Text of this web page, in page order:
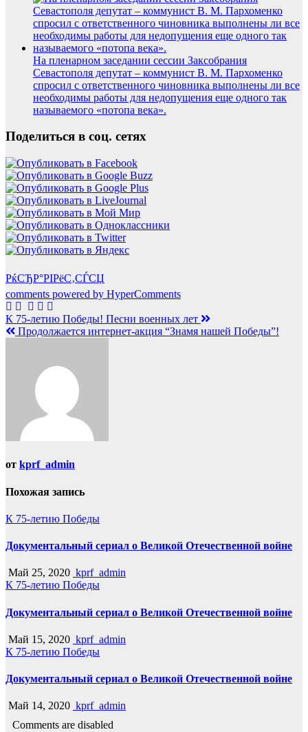
На пленарном заседании сессии Заксобрания
Севастополя депутат – коммунист В. М. Пархоменко
спросил с ответственного чиновника выполнены ли все
необходимы работы для недопущения еще одного так
называемого «потопа века».
Поделиться в соц. сетях
РќСЂР°РІРёС‚СЃСЏ
comments powered by HyperComments
Навигация
по
К 75-летию Победы! Песни военных лет
Продолжается интернет-акция “Знамя нашей Победы”!
от kprf_admin
Похожая запись
К 75-летию Победы
Документальный сериал о Великой Отечественной войне
Май 25, 2020 kprf_admin
К 75-летию Победы
Документальный сериал о Великой Отечественной войне
Май 15, 2020 kprf_admin
К 75-летию Победы
Документальный сериал о Великой Отечественной войне
Май 14, 2020 kprf_admin
Comments are disabled